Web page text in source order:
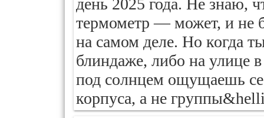
день 2025 года. Не знаю,
термометр — может, и
на самом деле. Но когда
блиндаже, либо на улице
под солнцем ощущаешь
корпуса, а не